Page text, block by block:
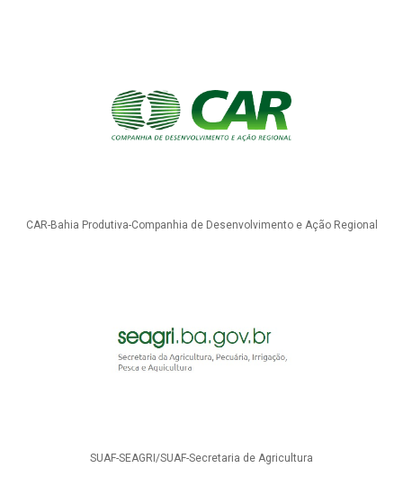
CAR-Bahia Produtiva-Companhia de Desenvolvimento e Ação Regional
SUAF-SEAGRI/SUAF-Secretaria de Agricultura